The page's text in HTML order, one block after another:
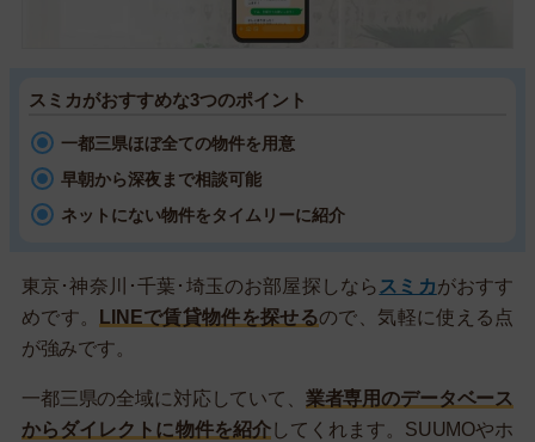
スミカがおすすめな3つのポイント
一都三県ほぼ全ての物件を用意
早朝から深夜まで相談可能
ネットにない物件をタイムリーに紹介
東京･神奈川･千葉･埼玉のお部屋探しならスミカがおすす
めです。
LINEで賃貸物件を探せるので、気軽に使える点
が強みです。
一都三県の全域に対応していて、 業者専用のデータベース
からダイレクトに物件を紹介してくれます。SUUMOやホ